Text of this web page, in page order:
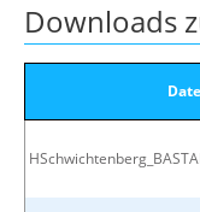
Downloads